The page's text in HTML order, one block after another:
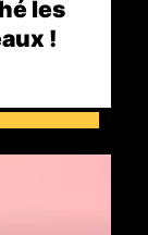
les
!